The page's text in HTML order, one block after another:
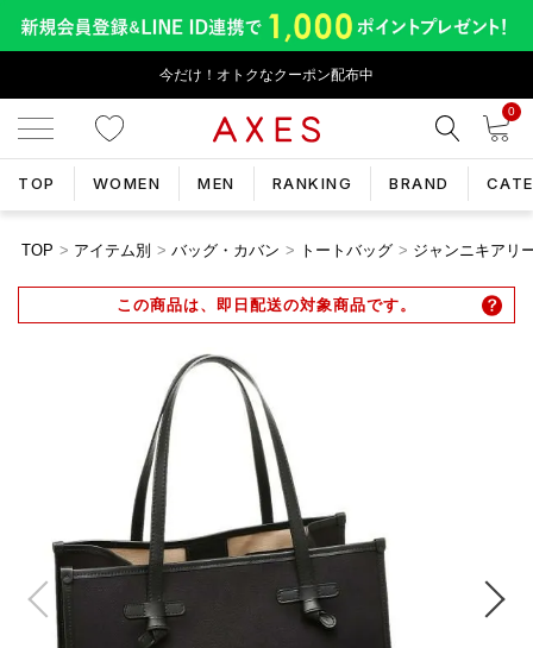
今だけ！オトクなクーポン配布中
0
TOP WOMEN MEN RANKING BRAND
TOP アイテム別 バッグ・カバン トートバッグ ジャンニキアリ
この商品は、即日配送の対象商品です。